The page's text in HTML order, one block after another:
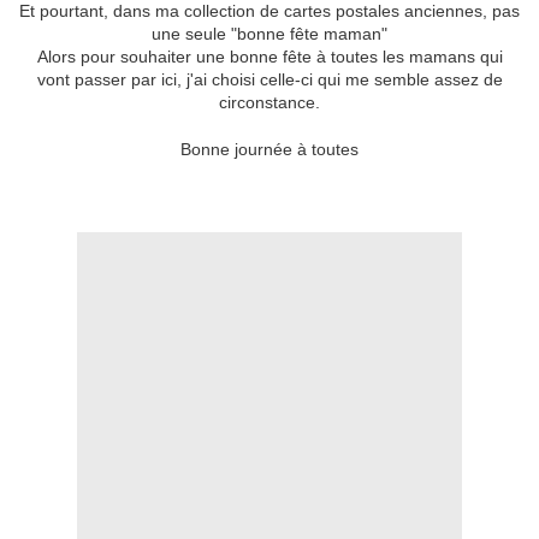
Et pourtant, dans ma collection de cartes postales anciennes, pas
une seule "bonne fête maman"
Alors pour souhaiter une bonne fête à toutes les mamans qui
vont passer par ici, j'ai choisi celle-ci qui me semble assez de
circonstance.
Bonne journée à toutes